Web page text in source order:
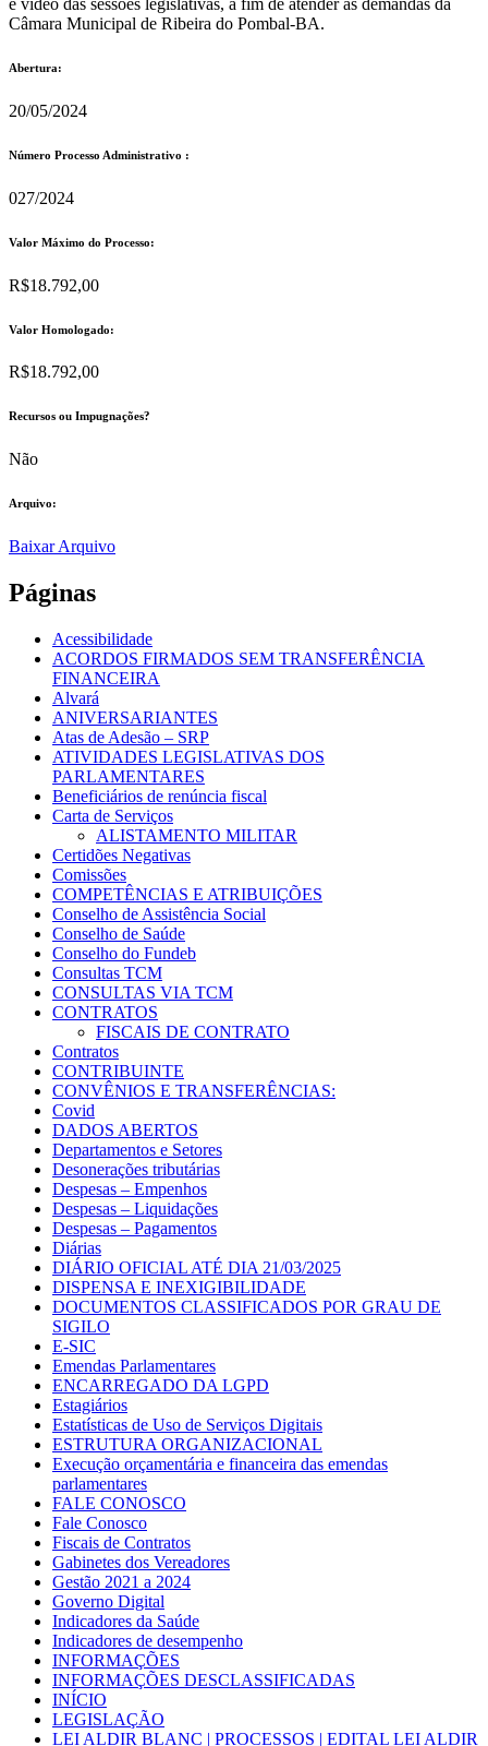
Câmara Municipal de Ribeira do Pombal-BA.
Abertura:
20/05/2024
Número Processo Administrativo :
027/2024
Valor Máximo do Processo: ​
R$18.792,00
Valor Homologado: ​
R$18.792,00
Recursos ou Impugnações? ​
Não
Arquivo:
Baixar Arquivo
Páginas
Acessibilidade
ACORDOS FIRMADOS SEM TRANSFERÊNCIA
FINANCEIRA
Alvará
ANIVERSARIANTES
Atas de Adesão – SRP
ATIVIDADES LEGISLATIVAS DOS
PARLAMENTARES
Beneficiários de renúncia fiscal
Carta de Serviços
ALISTAMENTO MILITAR
Certidões Negativas
Comissões
COMPETÊNCIAS E ATRIBUIÇÕES
Conselho de Assistência Social
Conselho de Saúde
Conselho do Fundeb
Consultas TCM
CONSULTAS VIA TCM
CONTRATOS
FISCAIS DE CONTRATO
Contratos
CONTRIBUINTE
CONVÊNIOS E TRANSFERÊNCIAS:
Covid
DADOS ABERTOS
Departamentos e Setores
Desonerações tributárias
Despesas – Empenhos
Despesas – Liquidações
Despesas – Pagamentos
Diárias
DIÁRIO OFICIAL ATÉ DIA 21/03/2025
DISPENSA E INEXIGIBILIDADE
DOCUMENTOS CLASSIFICADOS POR GRAU DE
SIGILO
E-SIC
Emendas Parlamentares
ENCARREGADO DA LGPD
Estagiários
Estatísticas de Uso de Serviços Digitais
ESTRUTURA ORGANIZACIONAL
Execução orçamentária e financeira das emendas
parlamentares
FALE CONOSCO
Fale Conosco
Fiscais de Contratos
Gabinetes dos Vereadores
Gestão 2021 a 2024
Governo Digital
Indicadores da Saúde
Indicadores de desempenho
INFORMAÇÕES
INFORMAÇÕES DESCLASSIFICADAS
INÍCIO
LEGISLAÇÃO
LEI ALDIR BLANC | PROCESSOS | EDITAL LEI ALDIR